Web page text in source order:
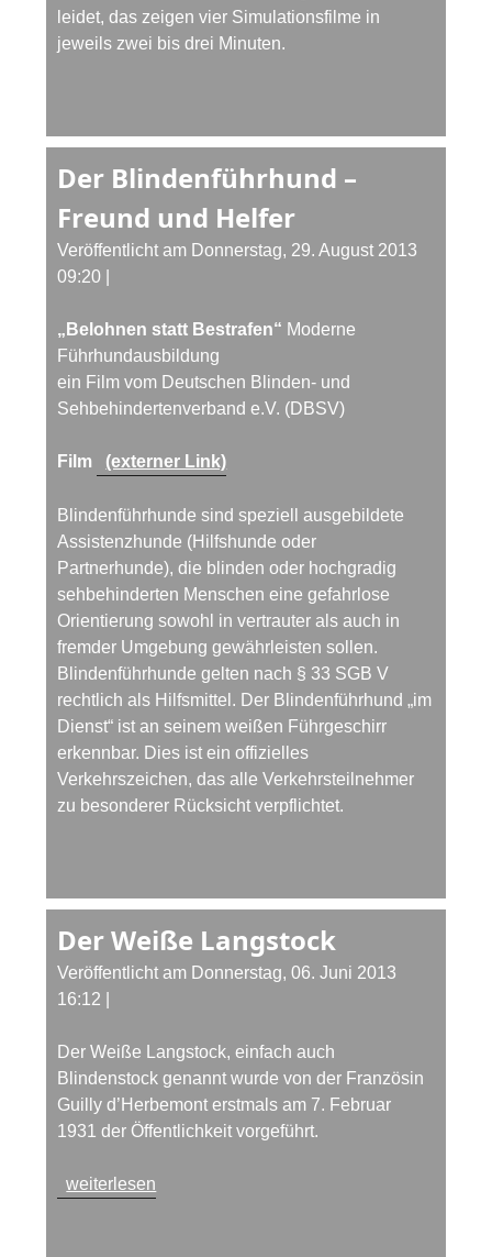
leidet, das zeigen vier Simulationsfilme in
jeweils zwei bis drei Minuten.
Der Blindenführhund –
Freund und Helfer
Veröffentlicht am Donnerstag, 29. August 2013
09:20
„Belohnen statt Bestrafen“ Moderne
Führhundausbildung
ein Film vom Deutschen Blinden- und
Sehbehindertenverband e.V. (DBSV)
Film (externer Link)
Blindenführhunde sind speziell ausgebildete
Assistenzhunde (Hilfshunde oder
Partnerhunde), die blinden oder hochgradig
sehbehinderten Menschen eine gefahrlose
Orientierung sowohl in vertrauter als auch in
fremder Umgebung gewährleisten sollen.
Blindenführhunde gelten nach § 33 SGB V
rechtlich als Hilfsmittel. Der Blindenführhund „im
Dienst“ ist an seinem weißen Führgeschirr
erkennbar. Dies ist ein offizielles
Verkehrszeichen, das alle Verkehrsteilnehmer
zu besonderer Rücksicht verpflichtet.
Der Weiße Langstock
Veröffentlicht am Donnerstag, 06. Juni 2013
16:12
Der Weiße Langstock, einfach auch
Blindenstock genannt wurde von der Französin
Guilly d’Herbemont erstmals am 7. Februar
1931 der Öffentlichkeit vorgeführt.
weiterlesen